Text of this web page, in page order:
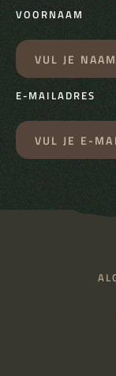
VOORNAAM
E-MAILADRES